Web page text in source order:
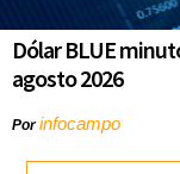
Dólar BLUE
agosto 2026
Porinfocampo